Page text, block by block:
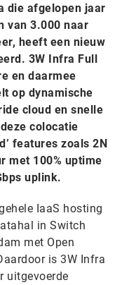
die afgelopen jaar
van 3.000 naar
heeft een nieuw
3W Infra Full
en daarmee
op dynamische
cloud en snelle
colocatie
features zoals 2N
met 100% uptime
uplink.
IaaS hosting
in Switch
met Open
is 3W Infra
uitgevoerde